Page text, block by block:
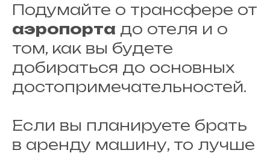
Подумайте о трансфере от
аэропорта до отеля и о
том, как вы будете
добираться до основных
достопримечательностей.
Если вы планируете брать
в аренду машину, то лучше